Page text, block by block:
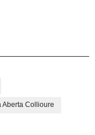
Aberta Collioure